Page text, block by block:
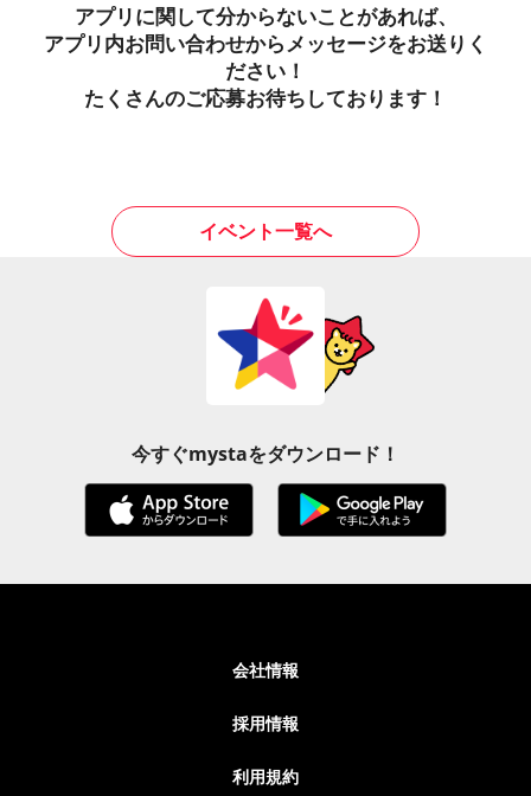
アプリに関して分からないことがあれば、
アプリ内お問い合わせからメッセージをお送りく
ださい！
たくさんのご応募お待ちしております！
イベント一覧へ
今すぐmystaをダウンロード！
会社情報
採用情報
利用規約